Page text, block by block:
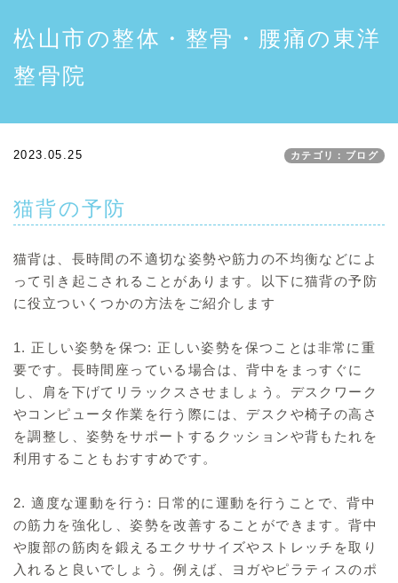
松山市の整体・整骨・腰痛の東洋
整骨院
2023.05.25 カテゴリ：ブログ
猫背の予防
猫背は、長時間の不適切な姿勢や筋力の不均衡などによ
って引き起こされることがあります。以下に猫背の予防
に役立ついくつかの方法をご紹介します
1. 正しい姿勢を保つ: 正しい姿勢を保つことは非常に重
要です。長時間座っている場合は、背中をまっすぐに
し、肩を下げてリラックスさせましょう。デスクワーク
やコンピュータ作業を行う際には、デスクや椅子の高さ
を調整し、姿勢をサポートするクッションや背もたれを
利用することもおすすめです。
2. 適度な運動を行う: 日常的に運動を行うことで、背中
の筋力を強化し、姿勢を改善することができます。背中
や腹部の筋肉を鍛えるエクササイズやストレッチを取り
入れると良いでしょう。例えば、ヨガやピラティスのポ